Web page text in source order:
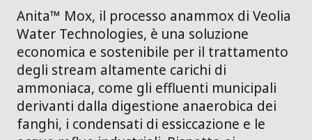
Anita™ Mox, il processo anammox di Veolia
Water Technologies, è una soluzione
economica e sostenibile per il trattamento
degli stream altamente carichi di
ammoniaca, come gli effluenti municipali
derivanti dalla digestione anaerobica dei
fanghi, i condensati di essiccazione e le